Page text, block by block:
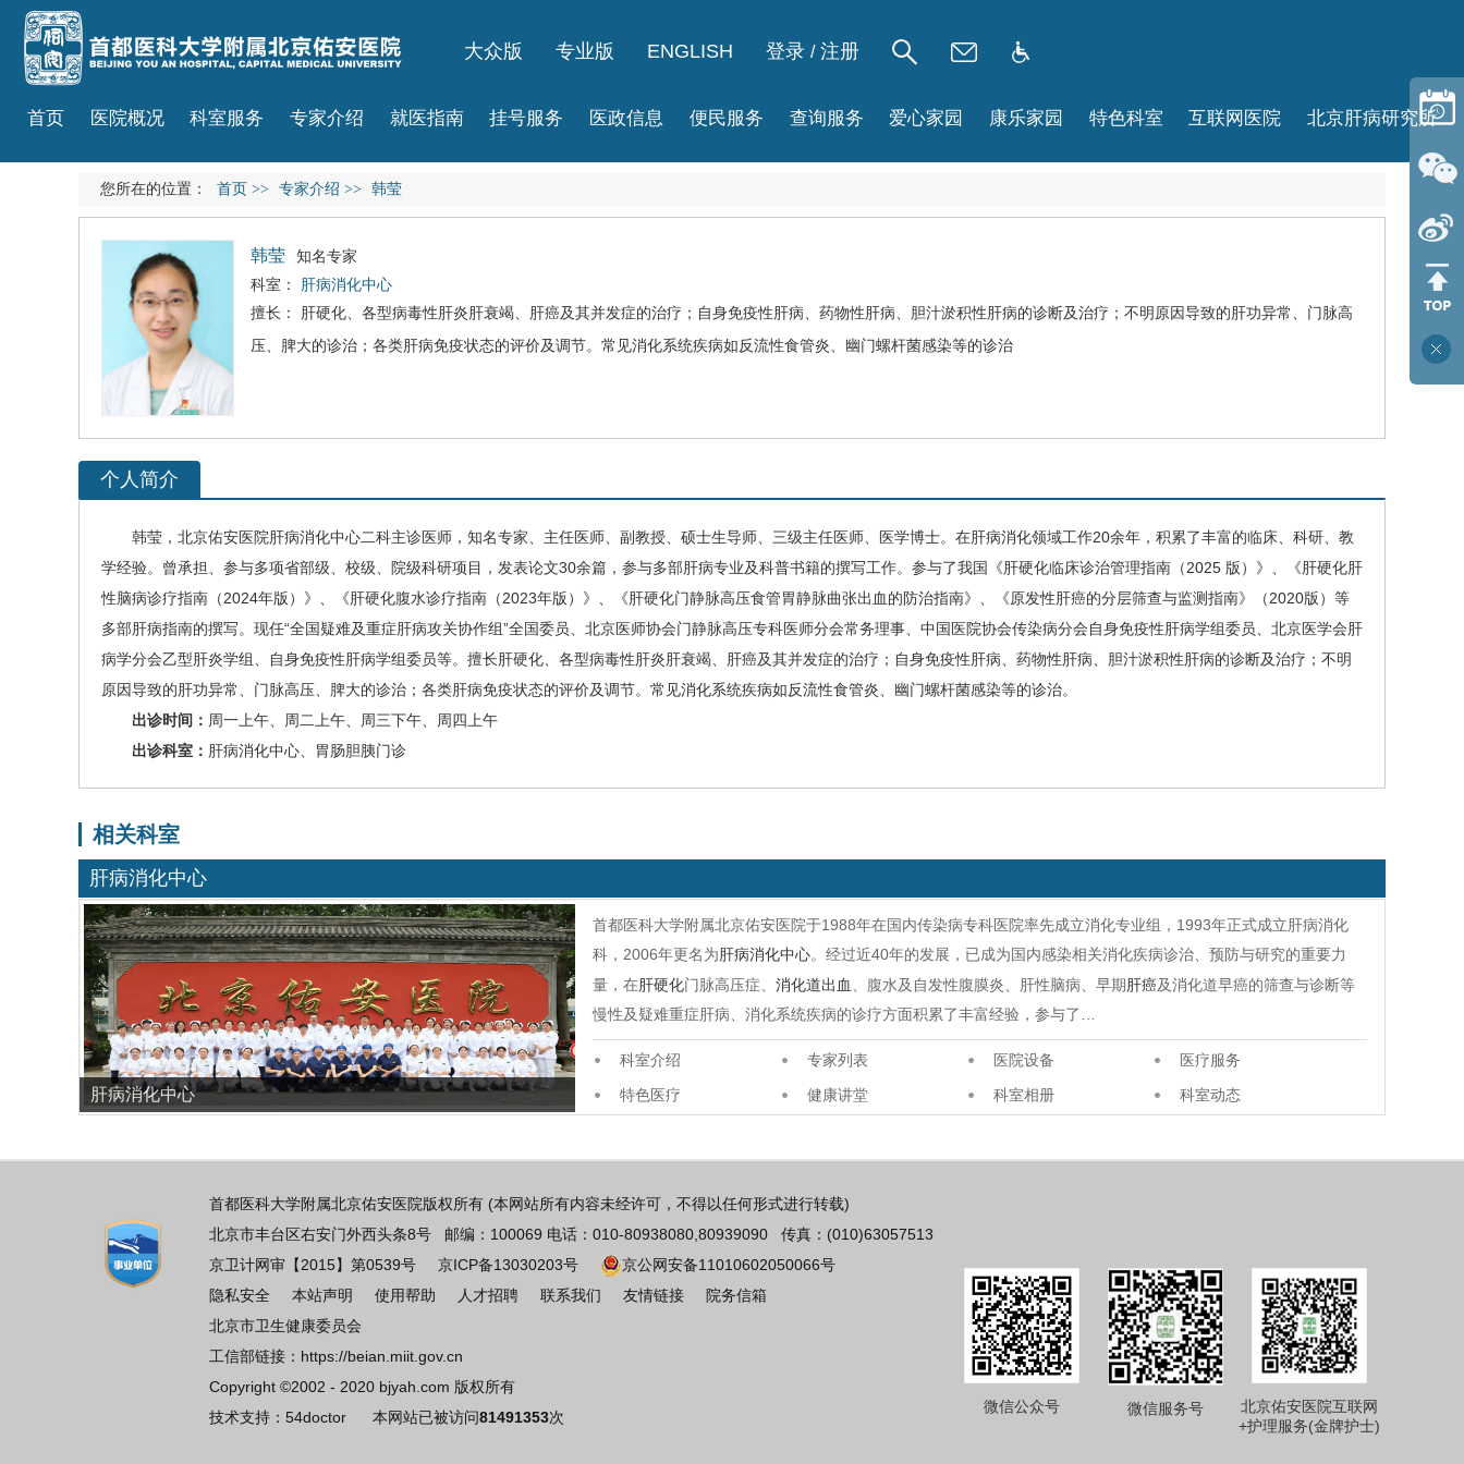
大众版 专业版 ENGLISH 登录 / 注册
首页 医院概况 科室服务 专家介绍 就医指南 挂号服务 医政信息 便民服务 查询服务 爱心家园 康乐家园 特色科室 互联网医院 北京肝病研究所
您所在的位置： 首页 >> 专家介绍 >> 韩莹
韩莹
知名专家
科室：
肝病消化中心
擅长：
肝硬化 、各型病毒性肝炎肝衰竭 肝癌及其并发症的治疗；自身免疫性肝病、药物性肝病、胆汁淤积性肝病的诊断及治疗；不明原因导致的肝功异常、门脉高
压、脾大的诊治；各类肝病免疫状态的评价及调节。常见消化系统疾病如反流性食管炎、幽门螺杆菌感染等的诊治
个人简介
韩莹 ， 北京佑安医院肝病消化中心二科主诊医师， 知名专家、 主任医师、副教授、硕士生导师、三级主任医师、医学博士。在肝病消化领域工作20余年，积累了丰富的临床、科研、教
学经验。曾承担、参与多项省部级、校级、院级科研项目，发表论文30余篇，参与多部肝病专业及科普书籍的撰写工作。参与了我国《肝硬化临床诊治管理指南（2025 版）》、《肝硬化肝
性脑病诊疗指南（2024年版）》、《肝硬化腹水诊疗指南（2023年版）》、《肝硬化门静脉高压食管胃静脉曲张出血的防治指南》、《原发性肝癌的分层筛查与监测指南》（2020版）等
多部肝病指南的撰写。 现任“全国疑难及重症肝病攻关协作组”全国委员、北京医师协会门静脉高压专科医师分会常务理事、中国医院协会传染病分会自身免疫性肝病学组委员、北京医学会肝
病学分会乙型肝炎学组、自身免疫性肝病学组委员等。 擅长肝硬化 、各型病毒性肝炎肝衰竭 肝癌及其并发症的治疗；自身免疫性肝病、药物性肝病、胆汁淤积性肝病的诊断及治疗；不明
原因导致的肝功异常、门脉高压、脾大的诊治；各类肝病免疫状态的评价及调节。常见消化系统疾病如反流性食管炎、幽门螺杆菌感染等的诊治。
出诊时间 ： 周一上午、周二上午、周三下午、周四上午
出诊科室： 肝病消化中心 、胃肠胆胰门诊
相关科室
肝病消化中心
肝病消化中心
首都医科大学附属北京佑安医院于1988年在国内传染病专科医院率先成立消化专业组，1993年正式成立肝病消化
科，2006年更名为肝病消化中心。经过近40年的发展，已成为国内感染相关消化疾病诊治、预防与研究的重要力
量，在肝硬化门脉高压症、消化道出血 、腹水及自发性腹膜炎、肝性脑病、早期肝癌及消化道早癌的筛查与诊断等
慢性及疑难重症肝病、消化系统疾病的诊疗方面积累了丰富经验，参与了…
科室介绍 专家列表 医院设备
医疗服务
特色医疗
健康讲堂 科室相册 科室动态
首都医科大学附属北京佑安医院版权所有 (本网站所有内容未经许可，不得以任何形式进行转载)
北京市丰台区右安门外西头条8号 邮编：100069 电话：010-80938080,80939090 传真：(010)63057513
京卫计网审【2015】第0539号 京ICP备13030203号
京公网安备11010602050066号
隐私安全
本站声明 使用帮助 人才招聘 联系我们 友情链接
院务信箱
北京市卫生健康委员会
工信部链接： https://beian.miit.gov.cn
Copyright ©2002 - 2020 bjyah.com 版权所有
技术支持： 54doctor 本网站已被访问81491353次
微信公众号 微信服务号
北京佑安医院互联网
+护理服务(金牌护士)